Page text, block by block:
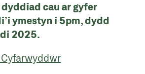
dyddiad cau ar gyfer
ymestyn i 5pm, dydd
2025.